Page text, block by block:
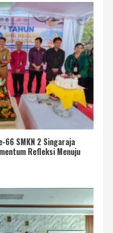
66 SMKN 2 Singaraja
Refleksi Menuju